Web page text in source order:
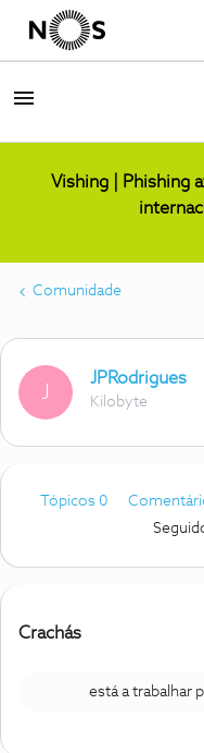
Vishing | Phishing
Comunidade
J
JPRodrigues
Kilobyte
Tópicos 0
Crachás
está a trabalhar